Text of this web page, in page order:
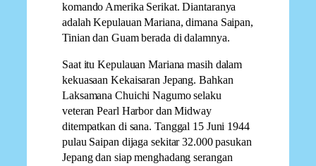
komando Amerika Serikat. Diantaranya
adalah Kepulauan Mariana, dimana Saipan,
Tinian dan Guam berada di dalamnya.
Saat itu Kepulauan Mariana masih dalam
kekuasaan Kekaisaran Jepang. Bahkan
Laksamana Chuichi Nagumo selaku
veteran Pearl Harbor dan Midway
ditempatkan di sana. Tanggal 15 Juni 1944
pulau Saipan dijaga sekitar 32.000 pasukan
Jepang dan siap menghadang serangan